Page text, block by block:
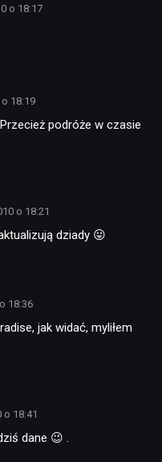
o 18:17
18:19
podróże w czasie
o 18:21
dziady 😛
18:36
jak widać, myliłem
o 18:41
dane 😉 .